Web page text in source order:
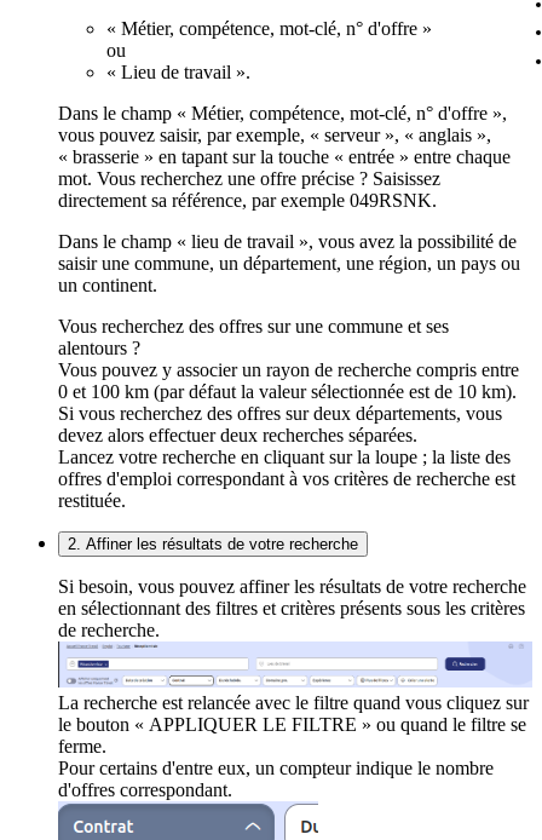
« Métier, compétence, mot-clé, n° d'offre »
ou
« Lieu de travail ».
Dans le champ « Métier, compétence, mot-clé, n° d'offre »,
vous pouvez saisir, par exemple, « serveur », « anglais »,
« brasserie » en tapant sur la touche « entrée » entre chaque
mot. Vous recherchez une offre précise ? Saisissez
directement sa référence, par exemple 049RSNK.
Dans le champ « lieu de travail », vous avez la possibilité de
saisir une commune, un département, une région, un pays ou
un continent.
Vous recherchez des offres sur une commune et ses
alentours ?
Vous pouvez y associer un rayon de recherche compris entre
0 et 100 km (par défaut la valeur sélectionnée est de 10 km).
Si vous recherchez des offres sur deux départements, vous
devez alors effectuer deux recherches séparées.
Lancez votre recherche en cliquant sur la loupe ; la liste des
offres d'emploi correspondant à vos critères de recherche est
restituée.
2. Affiner les résultats de votre recherche
Si besoin, vous pouvez affiner les résultats de votre recherche
en sélectionnant des filtres et critères présents sous les critères
de recherche.
La recherche est relancée avec le filtre quand vous cliquez sur
le bouton « APPLIQUER LE FILTRE » ou quand le filtre se
ferme.
Pour certains d'entre eux, un compteur indique le nombre
d'offres correspondant.